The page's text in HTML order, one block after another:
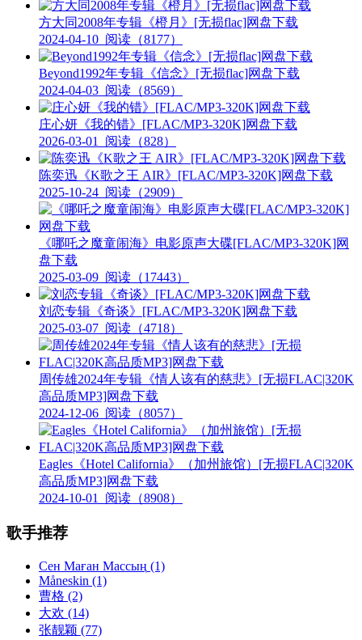
方大同2008年专辑《橙月》[无损flac]网盘下载
2024-04-10 阅读（8177）
Beyond1992年专辑《信念》[无损flac]网盘下载
2024-04-03 阅读（8569）
庄心妍《我的错》[FLAC/MP3-320K]网盘下载
2026-03-01
阅读（828）
陈奕迅《K歌之王 AIR》[FLAC/MP3-320K]网盘下载
2025-10-24 阅读（2909）
《哪吒之魔童闹海》电影原声大碟[FLAC/MP3-320K]网
盘下载
2025-03-09 阅读（17443）
刘恋专辑《奇谈》[FLAC/MP3-320K]网盘下载
2025-03-07 阅读（4718）
周传雄2024年专辑《情人该有的慈悲》[无损FLAC|320K
高品质MP3]网盘下载
2024-12-06 阅读（8057）
Eagles《Hotel California》（加州旅馆）[无损FLAC|320K
高品质MP3]网盘下载
2024-10-01
阅读（8908）
歌手推荐
Сен Маған Массың (1)
Måneskin (1)
曹格 (2)
大欢 (14)
张靓颖 (77)